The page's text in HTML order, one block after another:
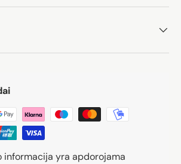
informacija yra apdorojama